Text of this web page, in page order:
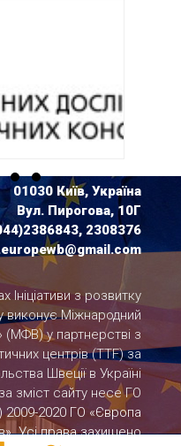
01030 Київ, Україна
Вул. Пирогова, 10Г
2308376
з розвитку
виконує Міжнародний
(МФВ) у партнерстві з
центрів (TTF) за
Швеції в Україні
зміст сайту несе ГО
2009-2020 ГО «Європа
Усі права захищено